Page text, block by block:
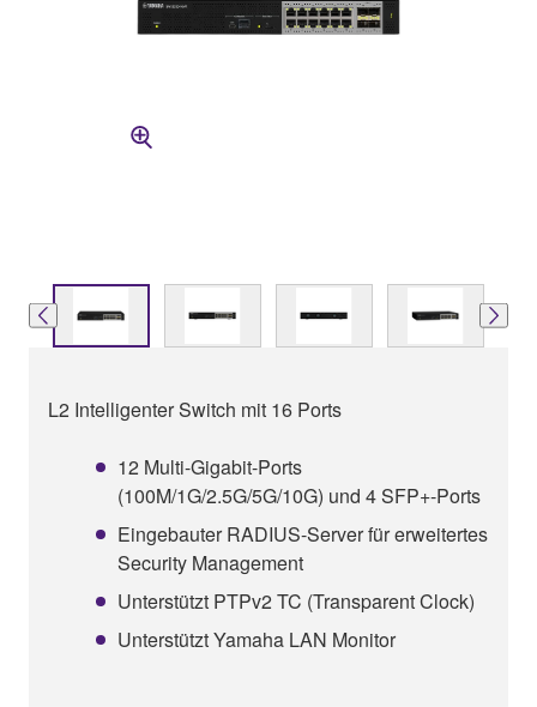
L2 Intelligenter Switch mit 16 Ports
12 Multi-Gigabit-Ports
(100M/1G/2.5G/5G/10G) und 4 SFP+-Ports
Eingebauter RADIUS-Server für erweitertes
Security Management
Unterstützt PTPv2 TC (Transparent Clock)
Unterstützt Yamaha LAN Monitor